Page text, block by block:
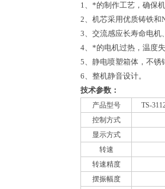
1、*的制作工艺，确保
2、机芯采用优质铸铁和
3、交流感应长寿命电机
4、*的电机过热，温度
5、静电喷塑箱体，不锈
6、整机静音设计。
技术参数：
产品型号
TS-
控制方式
显示方式
转速
转速精度
摆振幅度